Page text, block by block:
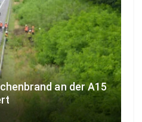
an der A15